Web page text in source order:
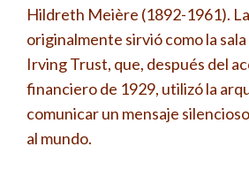
Hildreth Meière (1892-1961).
originalmente sirvió como la
Irving Trust, que, después del
financiero de 1929, utilizó la
comunicar un mensaje
al mundo.